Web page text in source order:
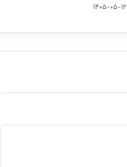
1405-05-12